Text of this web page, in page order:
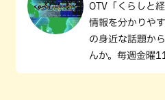
OTV「くらしと
情報を分かりや
の身近な話題か
んか。毎週金曜